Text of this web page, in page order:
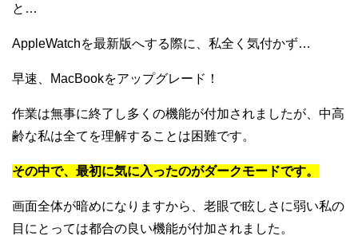
と…
AppleWatchを最新版へする際に、私全く気付かず…
早速、MacBookをアップグレード！
作業は無事に終了し多くの機能が付加されましたが、中高
齢な私は全てを理解することは困難です。
その中で、最初に気に入ったのがダークモードです。
画面全体が暗めになりますから、老眼で眩しさに弱い私の
目にとっては都合の良い機能が付加されました。